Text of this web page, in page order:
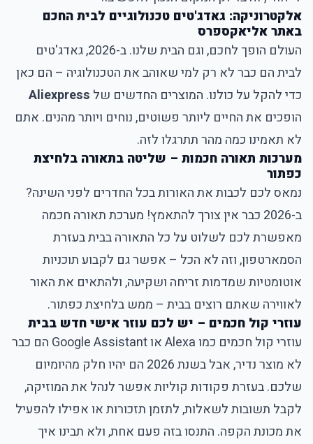
אלקטרוניקה: גאדג'טים טכנולוגיים לבית החכם
באתר אליאקספרס
העולם הופך לחכם, וגם הבית שלנו. ב-2026, גאדג'טים
לבית הם כבר לא רק למי שאוהב את הטכנולוגיה – הם כאן
כדי להקל על כולנו. המוצרים החדשים של Aliexpress
הופכים את החיים ליותר פשוטים, נוחים ויותר מהנים. אתם
לא תאמינו כמה מהר תתרגלו לזה.
מערכות תאורה חכמות – שליטה בתאורה בלחיצת
כפתור
נמאס לכם לכבות את האורות בכל החדרים לפני השינה?
ב-2026 כבר אין צורך להתאמץ! מערכת תאורה חכמה
מאפשרת לכם לשלוט על כל התאורה בבית בעזרת
הסמארטפון, וזה לא הכל – אפשר גם לקבוע תוכניות
אוטומטיות שמדמות זריחה ושקיעה, ולהתאים את האור
לאווירה שאתם רוצים בבית – ממש בלחיצת כפתור.
עוזרי קול חכמים – יש לכם עוזר אישי חדש בבית
עוזרי קול חכמים כמו Alexa או Google Assistant הם כבר
לא מוצר נדיר, אבל בשנת 2026 הם יהיו חלק מהיומיום
שלכם. בעזרת פקודות קוליות אפשר לנהל את המוזיקה,
לקבל תשובות לשאלות, לתזמן תזכורות או אפילו להפעיל
את מכונת הקפה. התנסו בזה פעם אחת, ולא תבינו איך